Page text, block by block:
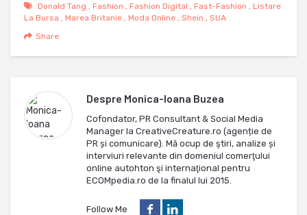
Donald Tang , Fashion , Fashion Digital , Fast-Fashion , Listare
La Bursa , Marea Britanie , Moda Online , Shein , SUA
Share
Despre Monica-Ioana Buzea
Cofondator, PR Consultant & Social Media
Manager la CreativeCreature.ro (agenție de
PR și comunicare). Mă ocup de ştiri, analize și
interviuri relevante din domeniul comerţului
online autohton şi internaţional pentru
ECOMpedia.ro de la finalul lui 2015.
Follow Me